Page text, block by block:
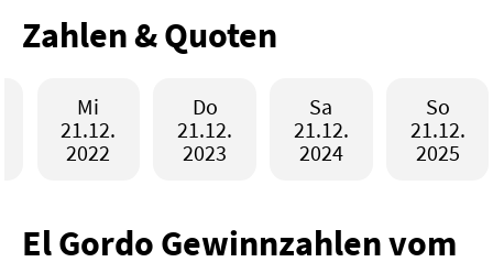
Zahlen & Quoten
Mi
21.12.
2022
Do
21.12.
2023
Sa
21.12.
2024
So
21.12.
2025
El Gordo Gewinnzahlen vom
EJ EuroJackpot
EM EuroMillions 110 Mio €
Spielgemeinschaften
Rubbellose